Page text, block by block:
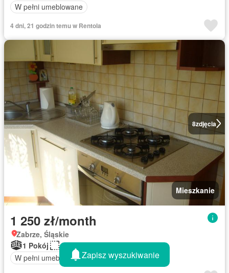
W pełni umeblowane
4 dni, 21 godzin temu w Rentola
8zdjęcia
Mieszkanie
1 250 zł/month
Zabrze, Śląskie
1 Pokój
34 m²
W pełni umeblowaneZapisz wyszukiwanie